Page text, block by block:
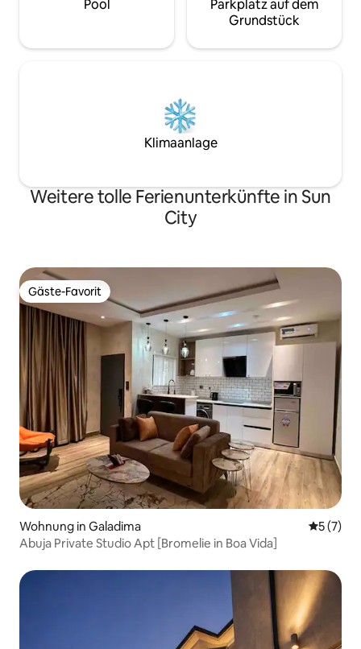
Pool
Parkplatz auf dem
Grundstück
Klimaanlage
Weitere tolle Ferienunterkünfte in Sun
City
Gäste-Favorit
Gäste-Favorit
Wohnung in Galadima
5 (7)
Abuja Private Studio Apt [Bromelie in Boa Vida]